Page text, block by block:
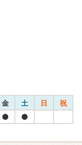
金 土 日 祝